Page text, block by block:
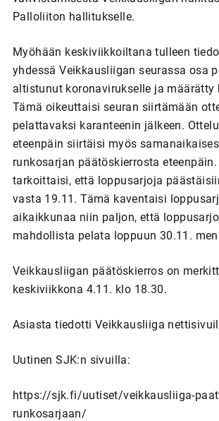
Palloliiton hallitukselle.
Myöhään keskiviikkoiltana tulleen
yhdessä Veikkausliigan seurassa osa
altistunut koronavirukselle ja määrätty
Tämä oikeuttaisi seuran siirtämään
pelattavaksi karanteenin jälkeen.
eteenpäin siirtäisi myös
runkosarjan päätöskierrosta
tarkoittaisi, että loppusarjoja
vasta 19.11. Tämä kaventaisi
aikaikkunaa niin paljon, että
mahdollista pelata loppuun 30.11.
Veikkausliigan päätöskierros on
keskiviikkona 4.11. klo 18.30.
Asiasta tiedotti Veikkausliiga
Uutinen SJK:n sivuilla:
https://sjk.fi/uutiset/veikkausliiga-
runkosarjaan/